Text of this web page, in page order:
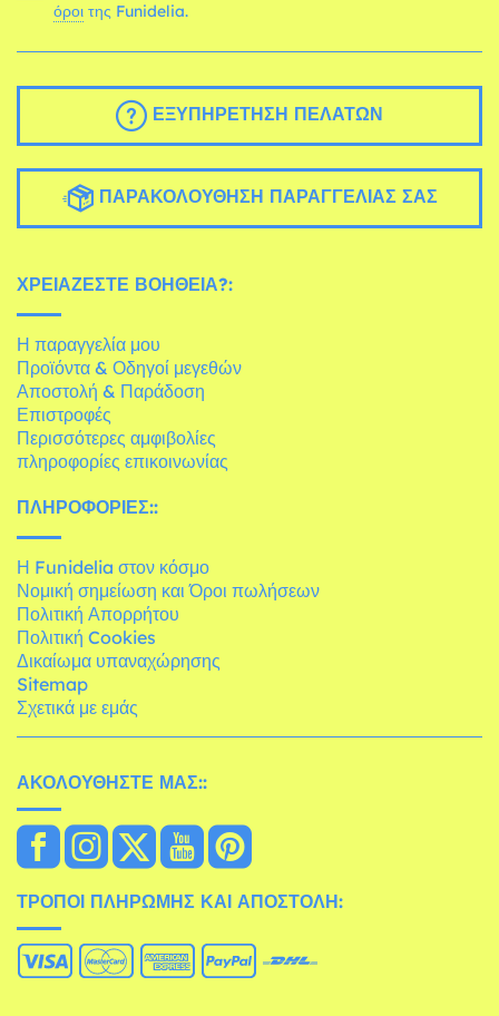
όροι της Funidelia.
ΕΞΥΠΗΡΈΤΗΣΗ ΠΕΛΑΤΏΝ
ΠΑΡΑΚΟΛΟΎΘΗΣΗ ΠΑΡΑΓΓΕΛΊΑΣ ΣΑΣ
ΧΡΕΙΆΖΕΣΤΕ ΒΟΉΘΕΙΑ?:
Η παραγγελία μου
Προϊόντα & Οδηγοί μεγεθών
Αποστολή & Παράδοση
Επιστροφές
Περισσότερες αμφιβολίες
πληροφορίες επικοινωνίας
ΠΛΗΡΟΦΟΡΊΕΣ::
Η Funidelia στον κόσμο
Νομική σημείωση και Όροι πωλήσεων
Πολιτική Απορρήτου
Πολιτική Cookies
Δικαίωμα υπαναχώρησης
Sitemap
Σχετικά με εμάς
ΑΚΟΛΟΥΘΉΣΤΕ ΜΑΣ::
ΤΡΌΠΟΙ ΠΛΗΡΩΜΉΣ ΚΑΙ ΑΠΟΣΤΟΛΉ: